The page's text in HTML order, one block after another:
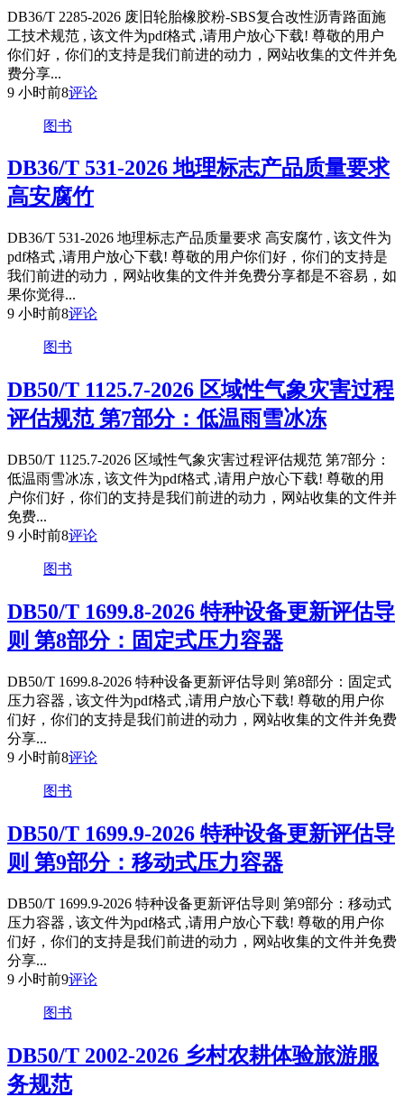
DB36/T 2285-2026 废旧轮胎橡胶粉-SBS复合改性沥青路面施
工技术规范 , 该文件为pdf格式 ,请用户放心下载! 尊敬的用户
你们好，你们的支持是我们前进的动力，网站收集的文件并免
费分享...
9 小时前8评论
图书
DB36/T 531-2026 地理标志产品质量要求
高安腐竹
DB36/T 531-2026 地理标志产品质量要求 高安腐竹 , 该文件为
pdf格式 ,请用户放心下载! 尊敬的用户你们好，你们的支持是
我们前进的动力，网站收集的文件并免费分享都是不容易，如
果你觉得...
9 小时前8评论
图书
DB50/T 1125.7-2026 区域性气象灾害过程
评估规范 第7部分：低温雨雪冰冻
DB50/T 1125.7-2026 区域性气象灾害过程评估规范 第7部分：
低温雨雪冰冻 , 该文件为pdf格式 ,请用户放心下载! 尊敬的用
户你们好，你们的支持是我们前进的动力，网站收集的文件并
免费...
9 小时前8评论
图书
DB50/T 1699.8-2026 特种设备更新评估导
则 第8部分：固定式压力容器
DB50/T 1699.8-2026 特种设备更新评估导则 第8部分：固定式
压力容器 , 该文件为pdf格式 ,请用户放心下载! 尊敬的用户你
们好，你们的支持是我们前进的动力，网站收集的文件并免费
分享...
9 小时前8评论
图书
DB50/T 1699.9-2026 特种设备更新评估导
则 第9部分：移动式压力容器
DB50/T 1699.9-2026 特种设备更新评估导则 第9部分：移动式
压力容器 , 该文件为pdf格式 ,请用户放心下载! 尊敬的用户你
们好，你们的支持是我们前进的动力，网站收集的文件并免费
分享...
9 小时前9评论
图书
DB50/T 2002-2026 乡村农耕体验旅游服
务规范